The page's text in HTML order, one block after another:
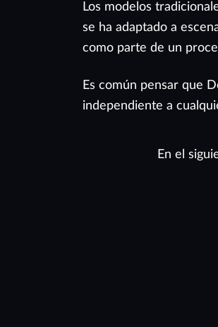
Los modelos
se ha adaptado a
como parte de un
Es común pensar que
independiente a
En el